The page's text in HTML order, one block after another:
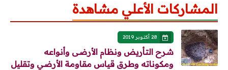
المشاركات الأعلي مشاهدة
28 أكتوبر 2019
شرح التأريض ونظام الأرضى وأنواعه
ومكوناته وطرق قياس مقاومة الأرضي وتقليل